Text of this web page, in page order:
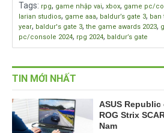
Tags: rpg, game nhập vai, xbox, game pc/
larian studios, game aaa, baldur’s gate 3, ban
year, baldur's gate 3, the game awards 2023,
pc/console 2024, rpg 2024, baldur’s gate
TIN MỚI NHẤT
ASUS Republic
ROG Strix
Nam